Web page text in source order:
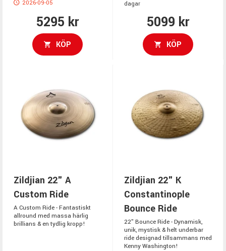
2026-09-05
5295 kr
KÖP
dagar
5099 kr
KÖP
Zildjian 22" A
Custom Ride
A Custom Ride - Fantastiskt
allround med massa härlig
brillians & en tydlig kropp!
Zildjian 22" K
Constantinople
Bounce Ride
22" Bounce Ride - Dynamisk,
unik, mystisk & helt underbar
ride designad tillsammans med
Kenny Washington!